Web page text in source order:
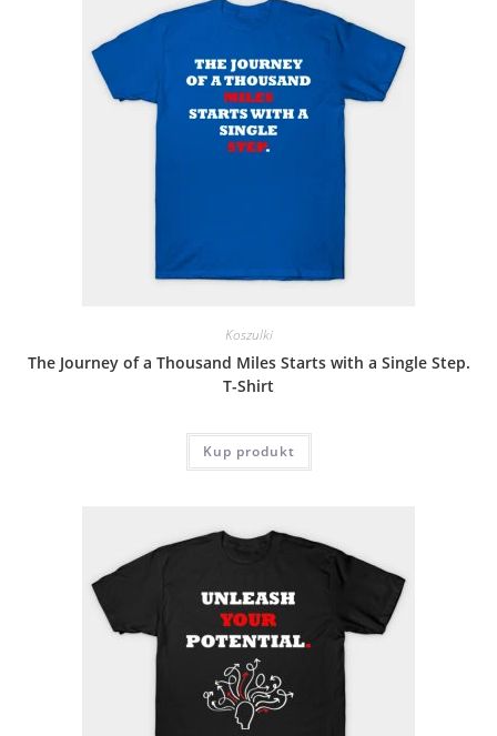
Koszulki
The Journey of a Thousand Miles Starts with a Single Step.
T-Shirt
Kup produkt